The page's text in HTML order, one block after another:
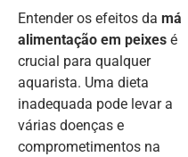
Entender os efeitos da má
alimentação em peixes é
crucial para qualquer
aquarista. Uma dieta
inadequada pode levar a
várias doenças e
comprometimentos na